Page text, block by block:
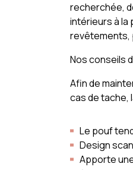
recherchée,
intérieurs à la
revêtements,
Nos conseils
Afin de
cas de tache,
Le pouf
Design
Apporte